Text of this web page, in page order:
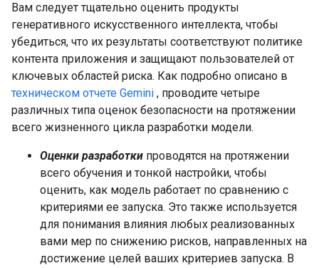
Вам следует тщательно оценить продукты
генеративного искусственного интеллекта, чтобы
убедиться, что их результаты соответствуют политике
контента приложения и защищают пользователей от
ключевых областей риска. Как подробно описано в
техническом отчете Gemini , проводите четыре
различных типа оценок безопасности на протяжении
всего жизненного цикла разработки модели.
Оценки разработки проводятся на протяжении
всего обучения и тонкой настройки, чтобы
оценить, как модель работает по сравнению с
критериями ее запуска. Это также используется
для понимания влияния любых реализованных
вами мер по снижению рисков, направленных на
достижение целей ваших критериев запуска. В